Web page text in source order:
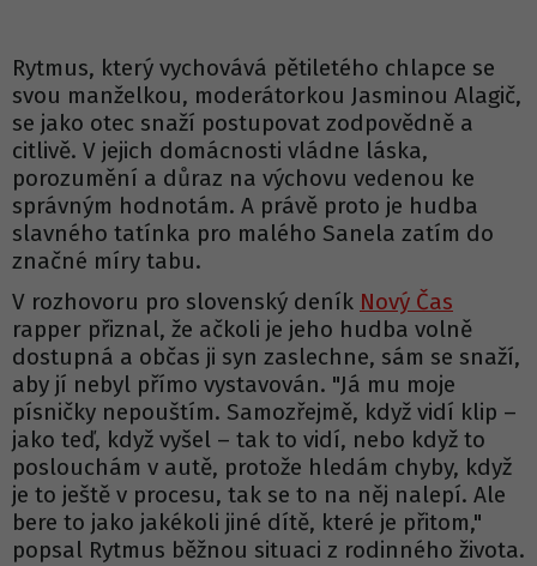
Rytmus, který vychovává pětiletého chlapce se
svou manželkou, moderátorkou Jasminou Alagič,
se jako otec snaží postupovat zodpovědně a
citlivě. V jejich domácnosti vládne láska,
porozumění a důraz na výchovu vedenou ke
správným hodnotám. A právě proto je hudba
slavného tatínka pro malého Sanela zatím do
značné míry tabu.
V rozhovoru pro slovenský deník Nový Čas
rapper přiznal, že ačkoli je jeho hudba volně
dostupná a občas ji syn zaslechne, sám se snaží,
aby jí nebyl přímo vystavován. "Já mu moje
písničky nepouštím. Samozřejmě, když vidí klip –
jako teď, když vyšel – tak to vidí, nebo když to
poslouchám v autě, protože hledám chyby, když
je to ještě v procesu, tak se to na něj nalepí. Ale
bere to jako jakékoli jiné dítě, které je přitom,"
popsal Rytmus běžnou situaci z rodinného života.